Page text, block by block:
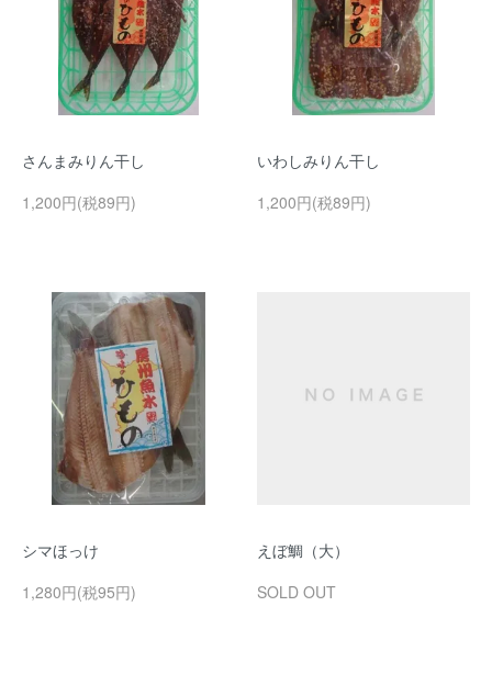
さんまみりん干し
1,200円(税89円)
いわしみりん干し
1,200円(税89円)
シマほっけ
1,280円(税95円)
えぼ鯛（大）
SOLD OUT